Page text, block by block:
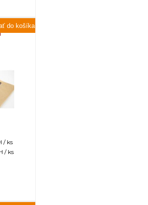
25g -
/ ks
/ ks